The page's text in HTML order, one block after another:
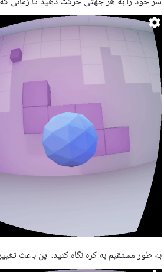
به طور مستقیم به کره نگاه کنید. این باعث